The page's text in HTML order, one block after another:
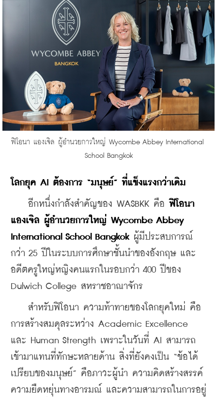
​ฟิโอนา แองเจิล ผู้อำนวยการใหญ่ Wycombe Abbey International
School Bangkok
โลกยุค AI ต้องการ “มนุษย์” ที่แข็งแรงกว่าเดิม
อีกหนึ่งกำลังสำคัญของ WASBKK คือ ฟิโอนา
แองเจิล ผู้อำนวยการใหญ่ Wycombe Abbey
International School Bangkok ผู้มีประสบการณ์
กว่า 25 ปีในระบบการศึกษาชั้นนำของอังกฤษ และ
อดีตครูใหญ่หญิงคนแรกในรอบกว่า 400 ปีของ
Dulwich College สหราชอาณาจักร
สำหรับฟิโอนา ความท้าทายของโลกยุคใหม่ คือ
การสร้างสมดุลระหว่าง Academic Excellence
และ Human Strength เพราะในวันที่ AI สามารถ
เข้ามาแทนที่ทักษะหลายด้าน สิ่งที่ยังคงเป็น “ข้อได้
เปรียบของมนุษย์” คือภาวะผู้นำ ความคิดสร้างสรรค์
ความยืดหยุ่นทางอารมณ์ และความสามารถในการอยู่